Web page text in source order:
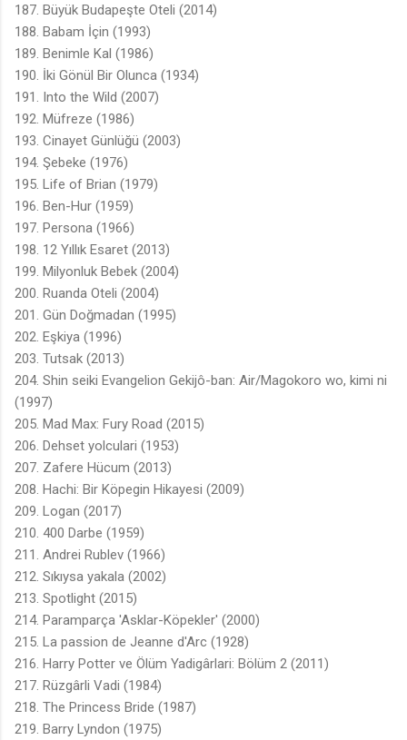
187. Büyük Budapeşte Oteli (2014)
188. Babam İçin (1993)
189. Benimle Kal (1986)
190. İki Gönül Bir Olunca (1934)
191. Into the Wild (2007)
192. Müfreze (1986)
193. Cinayet Günlüğü (2003)
194. Şebeke (1976)
195. Life of Brian (1979)
196. Ben-Hur (1959)
197. Persona (1966)
198. 12 Yıllık Esaret (2013)
199. Milyonluk Bebek (2004)
200. Ruanda Oteli (2004)
201. Gün Doğmadan (1995)
202. Eşkiya (1996)
203. Tutsak (2013)
204. Shin seiki Evangelion Gekijô-ban: Air/Magokoro wo, kimi ni
(1997)
205. Mad Max: Fury Road (2015)
206. Dehset yolculari (1953)
207. Zafere Hücum (2013)
208. Hachi: Bir Köpegin Hikayesi (2009)
209. Logan (2017)
210. 400 Darbe (1959)
211. Andrei Rublev (1966)
212. Sıkıysa yakala (2002)
213. Spotlight (2015)
214. Paramparça 'Asklar-Köpekler' (2000)
215. La passion de Jeanne d'Arc (1928)
216. Harry Potter ve Ölüm Yadigârlari: Bölüm 2 (2011)
217. Rüzgârli Vadi (1984)
218. The Princess Bride (1987)
219. Barry Lyndon (1975)